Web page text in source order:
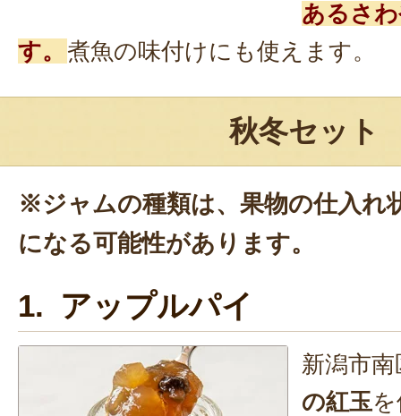
あるさ
す。
煮魚の味付けにも使えます。
秋冬セット
※ジャムの種類は、果物の仕入れ
になる可能性があります。
1. アップルパイ
新潟市南
の紅玉